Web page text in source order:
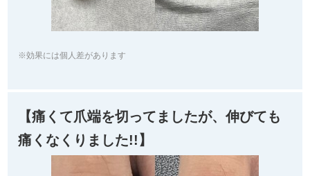
※効果には個人差があります
【痛くて爪端を切ってましたが、伸びても
痛くなくりました!!】